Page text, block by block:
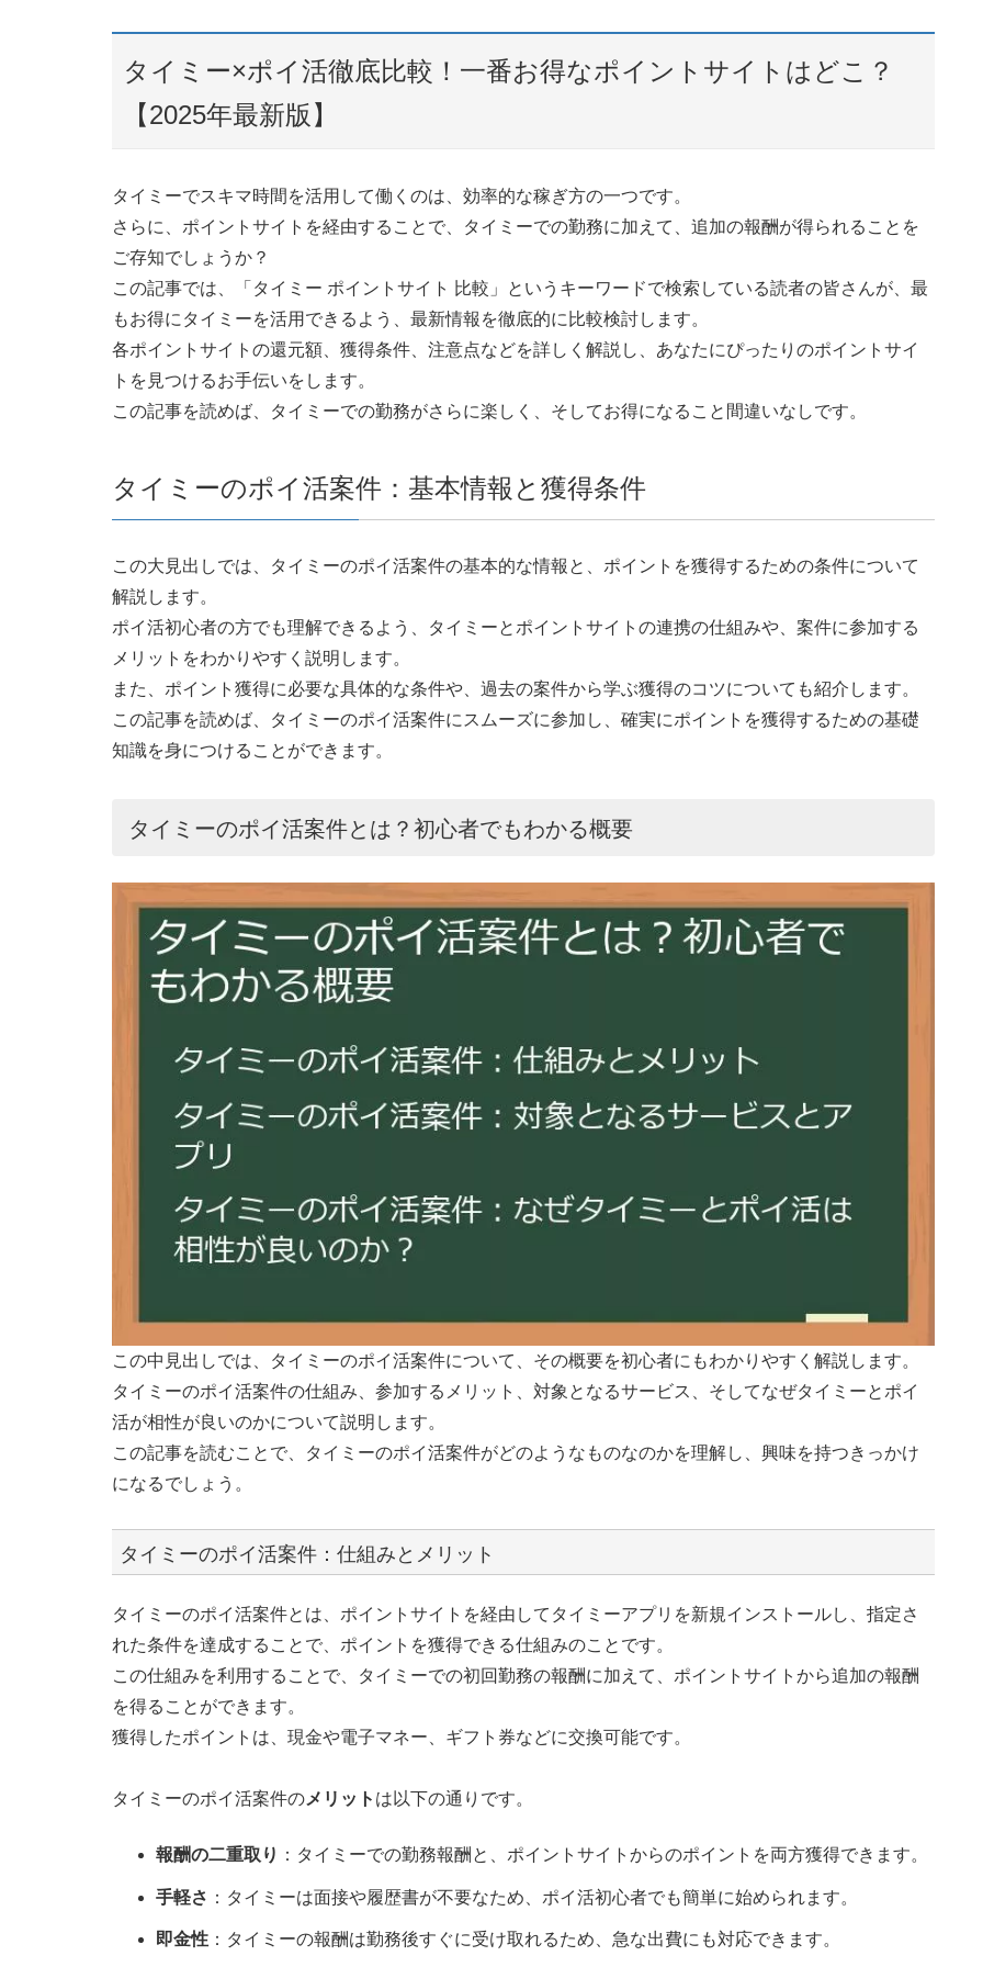
タイミー×ポイ活徹底比較！一番お得なポイントサイトはどこ？
【2025年最新版】
タイミーでスキマ時間を活用して働くのは、効率的な稼ぎ方の一つです。
さらに、ポイントサイトを経由することで、タイミーでの勤務に加えて、追加の報酬が得られることを
ご存知でしょうか？
この記事では、「タイミー ポイントサイト 比較」というキーワードで検索している読者の皆さんが、最
もお得にタイミーを活用できるよう、最新情報を徹底的に比較検討します。
各ポイントサイトの還元額、獲得条件、注意点などを詳しく解説し、あなたにぴったりのポイントサイ
トを見つけるお手伝いをします。
この記事を読めば、タイミーでの勤務がさらに楽しく、そしてお得になること間違いなしです。
タイミーのポイ活案件：基本情報と獲得条件
この大見出しでは、タイミーのポイ活案件の基本的な情報と、ポイントを獲得するための条件について
解説します。
ポイ活初心者の方でも理解できるよう、タイミーとポイントサイトの連携の仕組みや、案件に参加する
メリットをわかりやすく説明します。
また、ポイント獲得に必要な具体的な条件や、過去の案件から学ぶ獲得のコツについても紹介します。
この記事を読めば、タイミーのポイ活案件にスムーズに参加し、確実にポイントを獲得するための基礎
知識を身につけることができます。
タイミーのポイ活案件とは？初心者でもわかる概要
この中見出しでは、タイミーのポイ活案件について、その概要を初心者にもわかりやすく解説します。
タイミーのポイ活案件の仕組み、参加するメリット、対象となるサービス、そしてなぜタイミーとポイ
活が相性が良いのかについて説明します。
この記事を読むことで、タイミーのポイ活案件がどのようなものなのかを理解し、興味を持つきっかけ
になるでしょう。
タイミーのポイ活案件：仕組みとメリット
タイミーのポイ活案件とは、ポイントサイトを経由してタイミーアプリを新規インストールし、指定さ
れた条件を達成することで、ポイントを獲得できる仕組みのことです。
この仕組みを利用することで、タイミーでの初回勤務の報酬に加えて、ポイントサイトから追加の報酬
を得ることができます。
獲得したポイントは、現金や電子マネー、ギフト券などに交換可能です。
タイミーのポイ活案件のメリット は以下の通りです。
報酬の二重取り ：タイミーでの勤務報酬と、ポイントサイトからのポイントを両方獲得できます。
手軽さ ：タイミーは面接や履歴書が不要なため、ポイ活初心者でも簡単に始められます。
即金性 ：タイミーの報酬は勤務後すぐに受け取れるため、急な出費にも対応できます。